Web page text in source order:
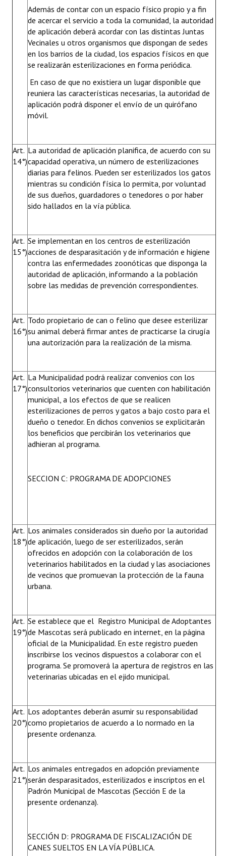
Además de contar con un espacio físico propio y a fin
de acercar el servicio a toda la comunidad, la autoridad
de aplicación deberá acordar con las distintas Juntas
Vecinales u otros organismos que dispongan de sedes
en los barrios de la ciudad, los espacios físicos en que
se realizarán esterilizaciones en forma periódica.
En caso de que no existiera un lugar disponible que
reuniera las características necesarias, la autoridad de
aplicación podrá disponer el envío de un quirófano
móvil.
Art.
14°)
La autoridad de aplicación planifica, de acuerdo con su
capacidad operativa, un número de esterilizaciones
diarias para felinos. Pueden ser esterilizados los gatos
mientras su condición física lo permita, por voluntad
de sus dueños, guardadores o tenedores o por haber
sido hallados en la vía pública.
Art.
15°)
Se implementan en los centros de esterilización
acciones de desparasitación y de información e higiene
contra las enfermedades zoonóticas que disponga la
autoridad de aplicación, informando a la población
sobre las medidas de prevención correspondientes.
Art.
16°)
Todo propietario de can o felino que desee esterilizar
su animal deberá firmar antes de practicarse la cirugía
una autorización para la realización de la misma.
Art.
17°)
La Municipalidad podrá realizar convenios con los
consultorios veterinarios que cuenten con habilitación
municipal, a los efectos de que se realicen
esterilizaciones de perros y gatos a bajo costo para el
dueño o tenedor. En dichos convenios se explicitarán
los beneficios que percibirán los veterinarios que
adhieran al programa.
SECCION C: PROGRAMA DE ADOPCIONES
Art.
18°)
Los animales considerados sin dueño por la autoridad
de aplicación, luego de ser esterilizados, serán
ofrecidos en adopción con la colaboración de los
veterinarios habilitados en la ciudad y las asociaciones
de vecinos que promuevan la protección de la fauna
urbana.
Art.
19°)
Se establece que el Registro Municipal de Adoptantes
de Mascotas será publicado en internet, en la página
oficial de la Municipalidad. En este registro pueden
inscribirse los vecinos dispuestos a colaborar con el
programa. Se promoverá la apertura de registros en las
veterinarias ubicadas en el ejido municipal.
Art.
20°)
Los adoptantes deberán asumir su responsabilidad
como propietarios de acuerdo a lo normado en la
presente ordenanza.
Art.
21°)
Los animales entregados en adopción previamente
serán desparasitados, esterilizados e inscriptos en el
Padrón Municipal de Mascotas (Sección E de la
presente ordenanza).
SECCIÓN D: PROGRAMA DE FISCALIZACIÓN DE
CANES SUELTOS EN LA VÍA PÚBLICA.